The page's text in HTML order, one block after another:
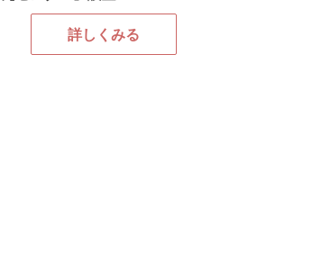
詳しくみる